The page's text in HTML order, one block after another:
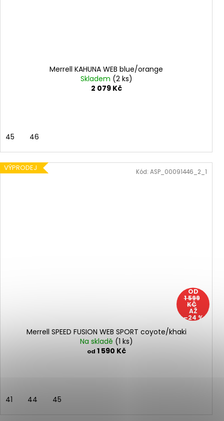
Merrell KAHUNA WEB blue/orange
Skladem (2 ks)
2 079 Kč
45 46
VÝPRODEJ
OD
1 599
KČ
AŽ
–24 %
Merrell SPEED FUSION WEB SPORT coyote/khaki
Na skladě (1 ks)
od 1 590 Kč
41 44 45
Kód: ASP_00091446_2_1